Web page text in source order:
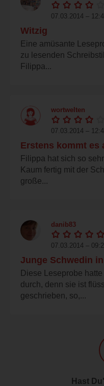
07.03.2014 –
Witzig
Eine amüsante
zu lesenden
Filippa...
wortwelten
07.03.2014 –
Erstens kommt es
Filippa hat sich so
Kaum fertig mit der
große...
danib83
07.03.2014 –
Junge Schwedin
Diese Leseprobe
durch, denn sie ist
geschrieben, so,...
Hast